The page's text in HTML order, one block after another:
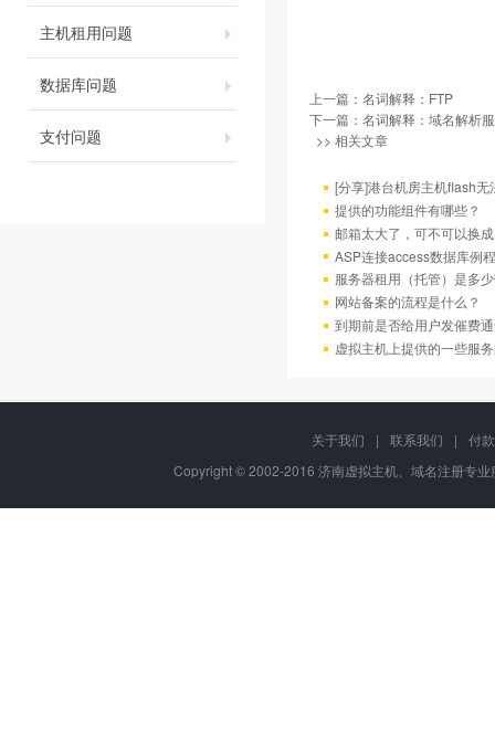
主机租用问题
数据库问题
支付问题
上一篇： 名词解释：FTP
下一篇： 名词解释：域名解析
>> 相关文章
[分享]港台机房主机flash
提供的功能组件有哪些？
邮箱太大了，可不可以换
ASP连接access数据库例程
服务器租用（托管）是多
网站备案的流程是什么？
到期前是否给用户发催费
虚拟主机上提供的一些服
关于我们 | 联系我们 |
付
Copyright © 2002-2016 济南虚拟主机、域名注册专